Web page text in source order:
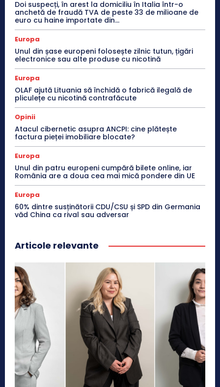
Doi suspecți, în arest la domiciliu în Italia într-o
anchetă de fraudă TVA de peste 33 de milioane de
euro cu haine importate din...
Europa
Unul din șase europeni folosește zilnic tutun, țigări
electronice sau alte produse cu nicotină
Europa
OLAF ajută Lituania să închidă o fabrică ilegală de
pliculețe cu nicotină contrafăcute
Opinii
Atacul cibernetic asupra ANCPI: cine plătește
factura pieței imobiliare blocate?
Europa
Unul din patru europeni cumpără bilete online, iar
România are a doua cea mai mică pondere din UE
Europa
60% dintre susținătorii CDU/CSU și SPD din Germania
văd China ca rival sau adversar
Articole relevante